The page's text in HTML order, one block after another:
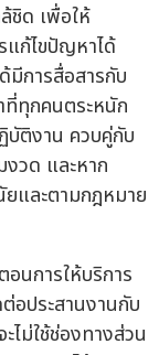
ชิด เพื่อให้
แก้ไขปัญหาได้
มีการสื่อสารกับ
ที่ทุกคนตระหนัก
บัติงาน ควบคู่กับ
งวด และหาก
ยและตามกฎหมาย
นการให้บริการ
อประสานงานกับ
ไม่ใช้ช่องทางส่วน